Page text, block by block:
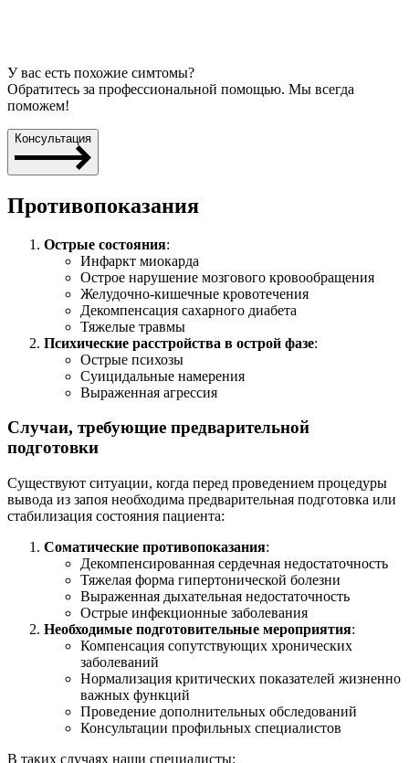
У вас есть похожие симтомы?
Обратитесь за профессиональной помощью. Мы всегда
поможем!
Консультация
Противопоказания
Острые состояния:
Инфаркт миокарда
Острое нарушение мозгового кровообращения
Желудочно-кишечные кровотечения
Декомпенсация сахарного диабета
Тяжелые травмы
Психические расстройства в острой фазе:
Острые психозы
Суицидальные намерения
Выраженная агрессия
Случаи, требующие предварительной
подготовки
Существуют ситуации, когда перед проведением процедуры
вывода из запоя необходима предварительная подготовка или
стабилизация состояния пациента:
Соматические противопоказания:
Декомпенсированная сердечная недостаточность
Тяжелая форма гипертонической болезни
Выраженная дыхательная недостаточность
Острые инфекционные заболевания
Необходимые подготовительные мероприятия:
Компенсация сопутствующих хронических
заболеваний
Нормализация критических показателей жизненно
важных функций
Проведение дополнительных обследований
Консультации профильных специалистов
В таких случаях наши специалисты: